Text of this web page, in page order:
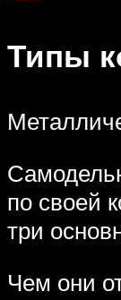
Типы
по своей
три
Чем они